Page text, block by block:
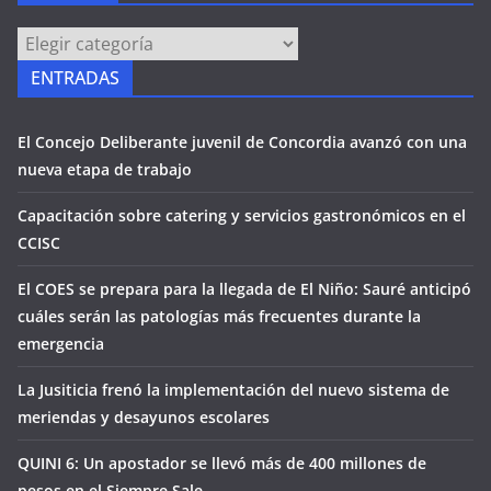
PÁGINAS
ENTRADAS
El Concejo Deliberante juvenil de Concordia avanzó con una
nueva etapa de trabajo
Capacitación sobre catering y servicios gastronómicos en el
CCISC
El COES se prepara para la llegada de El Niño: Sauré anticipó
cuáles serán las patologías más frecuentes durante la
emergencia
La Jusiticia frenó la implementación del nuevo sistema de
meriendas y desayunos escolares
QUINI 6: Un apostador se llevó más de 400 millones de